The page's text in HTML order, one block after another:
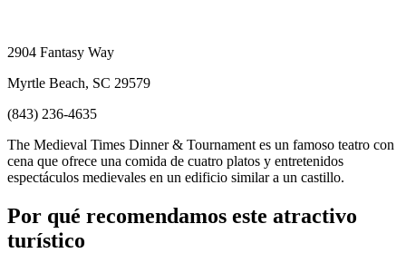
2904 Fantasy Way
Myrtle Beach, SC 29579
(843) 236-4635
The Medieval Times Dinner & Tournament es un famoso teatro con
cena que ofrece una comida de cuatro platos y entretenidos
espectáculos medievales en un edificio similar a un castillo.
Por qué recomendamos este atractivo
turístico